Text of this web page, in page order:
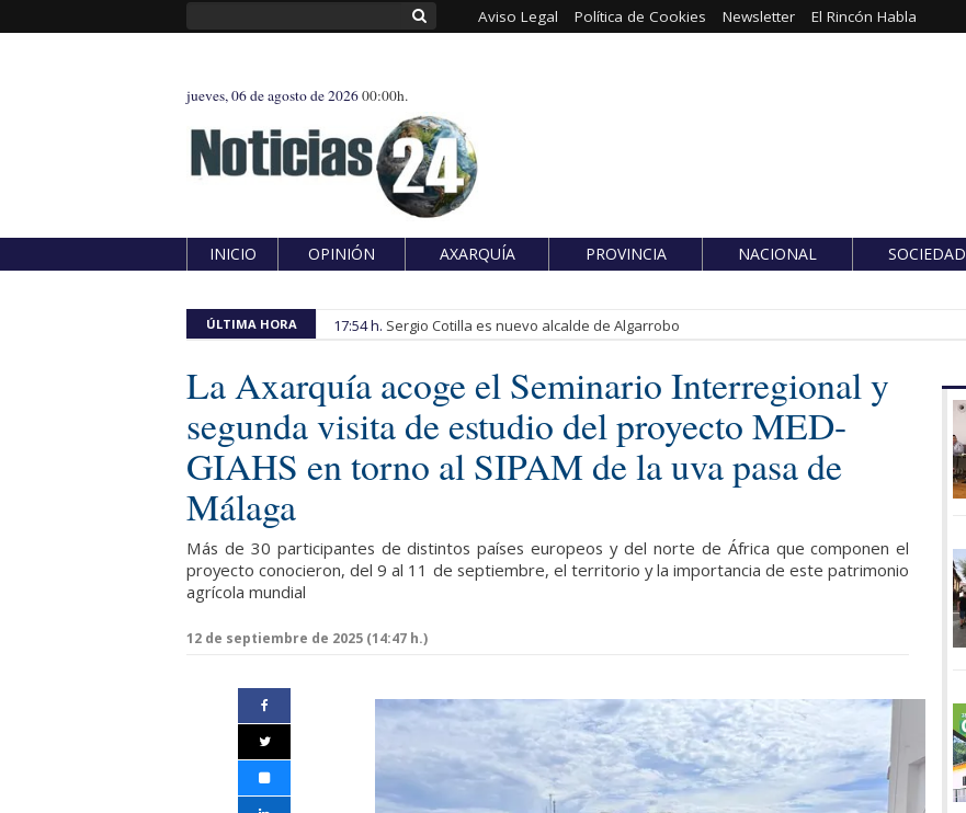
Aviso Legal Política de Cookies Newsletter El Rincón Habla
jueves, 06 de agosto de 202600:00h.
INICIO OPINIÓN AXARQUÍA PROVINCIA NACIONAL SOCIEDAD
ÚLTIMA HORA 17:54 h. Sergio Cotilla es nuevo alcalde de Algarrobo
La Axarquía acoge el Seminario Interregional y
segunda visita de estudio del proyecto MED-
GIAHS en torno al SIPAM de la uva pasa de
Málaga
Más de 30 participantes de distintos países europeos y del norte de África que componen el
proyecto conocieron, del 9 al 11 de septiembre, el territorio y la importancia de este patrimonio
agrícola mundial
12 de septiembre de 2025 (14:47 h.)